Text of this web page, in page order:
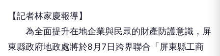
【記者林家慶報導】
為全面提升在地企業與民眾的財產防護意識，屏
東縣政府地政處將於8月7日跨界聯合「屏東縣工商